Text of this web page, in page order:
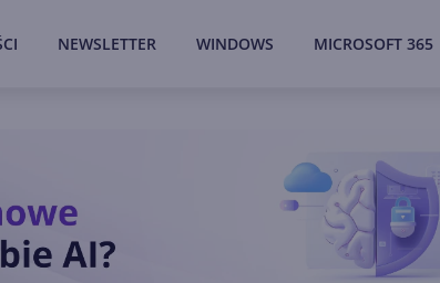
NEWSLETTER WINDOWS MICROSOFT 365